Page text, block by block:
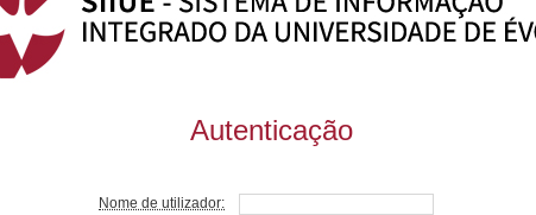
Autenticação
Nome de utilizador: